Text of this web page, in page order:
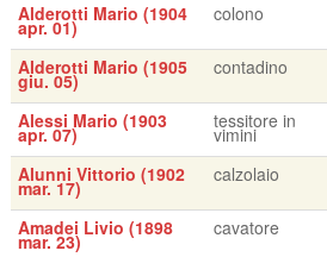
Alderotti Mario (1904
apr. 01)
colono
Alderotti Mario (1905
giu. 05)
contadino
Alessi Mario (1903
apr. 07)
tessitore in
vimini
Alunni Vittorio (1902
mar. 17)
calzolaio
Amadei Livio (1898
mar. 23)
cavatore